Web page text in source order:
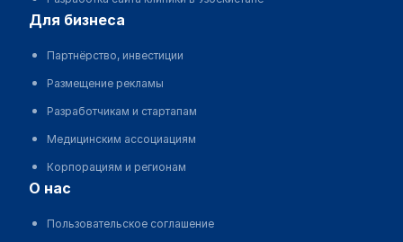
для бизнеса
Партнёрство, инвестиции
Размещение рекламы
Разработчикам и стартапам
Медицинским ассоциациям
Корпорациям и регионам
о нас
Пользовательское соглашение